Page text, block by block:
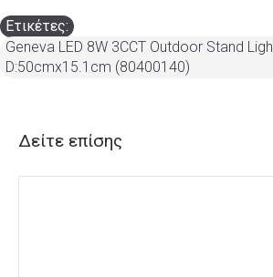
Ετικέτες:
Geneva LED 8W 3CCT Outdoor Stand
D:50cmx15.1cm (80400140)
Δείτε επίσης